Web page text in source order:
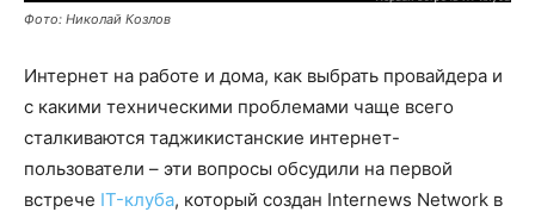
Фото: Николай Козлов
Интернет на работе и дома, как выбрать провайдера и
с какими техническими проблемами чаще всего
сталкиваются таджикистанские интернет-
пользователи – эти вопросы обсудили на первой
встрече IT-клуба, который создан Internews Network в